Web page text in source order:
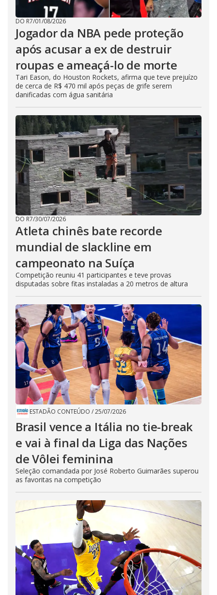
DO R7/01/08/2026
Jogador da NBA pede proteção
após acusar a ex de destruir
roupas e ameaçá-lo de morte
Tari Eason, do Houston Rockets, afirma que teve prejuízo
de cerca de R$ 470 mil após peças de grife serem
danificadas com água sanitária
DO R7/30/07/2026
Atleta chinês bate recorde
mundial de slackline em
campeonato na Suíça
Competição reuniu 41 participantes e teve provas
disputadas sobre fitas instaladas a 20 metros de altura
ESTADÃO CONTEÚDO /25/07/2026
Brasil vence a Itália no tie-break
e vai à final da Liga das Nações
de Vôlei feminina
Seleção comandada por José Roberto Guimarães superou
as favoritas na competição